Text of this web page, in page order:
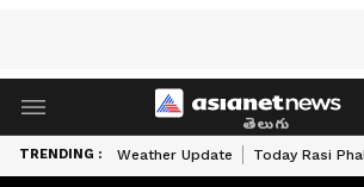
తెలుగు
TRENDING : Weather Update Today Rasi